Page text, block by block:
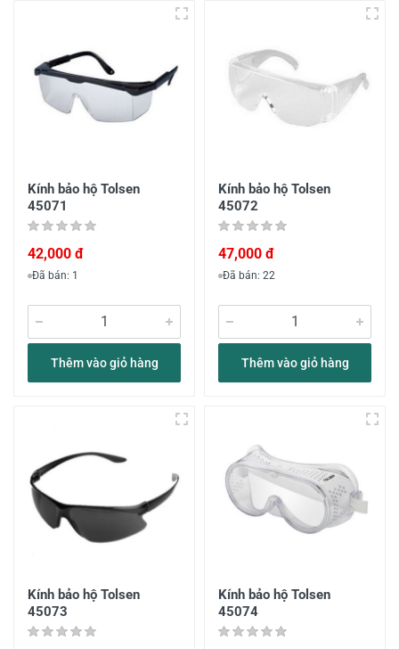
Kính bảo hộ Tolsen
45071
42,000 đ
Đã bán: 1
Thêm vào giỏ hàng
Kính bảo hộ Tolsen
45072
47,000 đ
Đã bán: 22
Thêm vào giỏ hàng
Kính bảo hộ Tolsen
45073
Kính bảo hộ Tolsen
45074